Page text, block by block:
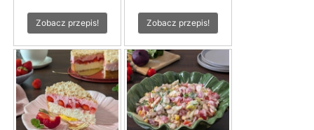
Zobacz przepis! Zobacz przepis!